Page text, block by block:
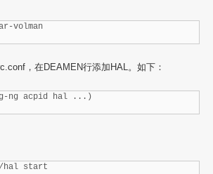
，在DEAMEN行添加HAL。如下：